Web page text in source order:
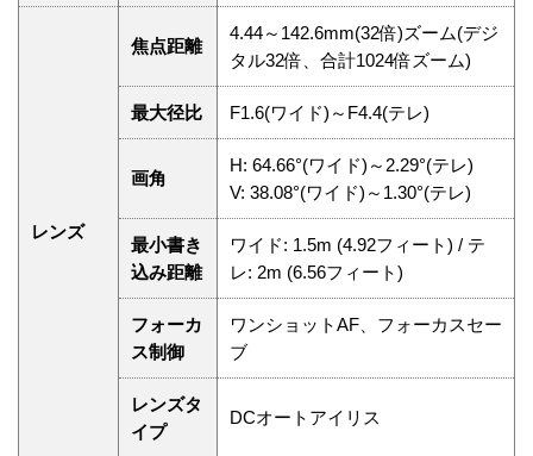
レンズ
焦点距離
4.44～142.6mm(32倍)ズーム(デジ
タル32倍、合計1024倍ズーム)
最大径比 F1.6(ワイド)～F4.4(テレ)
画角
H: 64.66°(ワイド)～2.29°(テレ)
V: 38.08°(ワイド)～1.30°(テレ)
最小書き
込み距離
ワイド: 1.5m (4.92フィート) / テ
レ: 2m (6.56フィート)
フォーカ
ス制御
ワンショットAF、フォーカスセー
ブ
レンズタ
イプ
DCオートアイリス